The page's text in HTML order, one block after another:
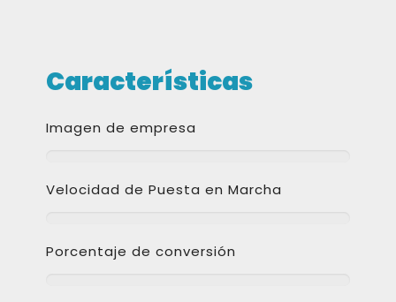
Características
Imagen de empresa
Velocidad de Puesta en Marcha
Porcentaje de conversión